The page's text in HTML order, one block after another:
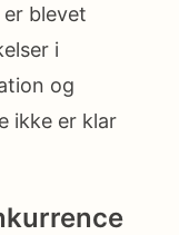
blevet
i
og
ikke er klar